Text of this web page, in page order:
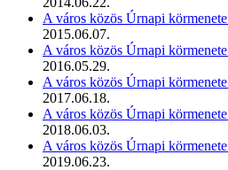
A város közös Úrnapi körmenete
2015.06.07.
A város közös Úrnapi körmenete
2016.05.29.
A város közös Úrnapi körmenete
2017.06.18.
A város közös Úrnapi körmenete
2018.06.03.
A város közös Úrnapi körmenete
2019.06.23.